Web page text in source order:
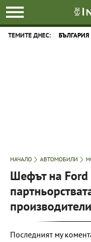
ТЕМИТЕ ДНЕС:
НАЧАЛО АВТОМОБИЛИ
Шефът на Ford
производители
Последният му